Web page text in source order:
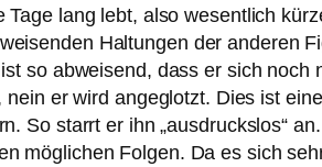
lang lebt, also wesentlich
Haltungen der anderen
so abweisend, dass er sich
er wird angeglotzt. Dies ist
So starrt er ihn „ausdruckslos“
möglichen Folgen. Da es sich